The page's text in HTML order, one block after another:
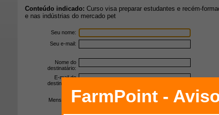
Conteúdo indicado: Curso visa preparar estudantes e recém-
e nas indústrias do mercado pet
Seu nome:
Seu e-mail:
Nome do
destinatário:
E-mail do
destinatário:
Mensagem: